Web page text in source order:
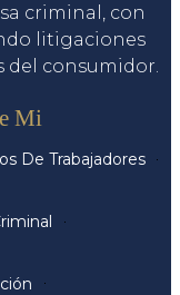
criminal, con
litigaciones
del consumidor.
Mi
De Trabajadores